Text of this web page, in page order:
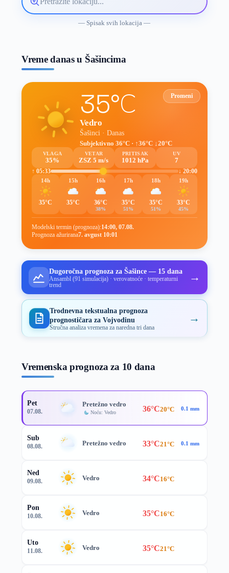
Pretražite
lokaciju
— Spisak svih lokacija —
Vreme danas u Šašincima
Promeni
35°C
Vedro
Šašinci · Danas
Subjektivno 36°C · ↑36°C ↓20°C
VLAGA
35%
VETAR
ZSZ 5 m/s
PRITISAK
1012 hPa
UV
7
↑ 05:33
↓ 20:00
14h
35°C
15h
35°C
16h
36°C
38%
17h
35°C
51%
18h
35°C
51%
19h
33°C
45%
Modelski termin (prognoza):14:00, 07.08.
Prognoza ažurirana7. avgust 10:01
Dugoročna prognoza za Šašince — 15 dana
Ansambl (91 simulacija) · verovatnoće · temperaturni
trend
→
Trodnevna tekstualna prognoza
prognostičara za Vojvodinu
Stručna analiza vremena za naredna tri dana
→
Vremenska prognoza za 10 dana
Pet
07.08.
Pretežno vedro
Noću: Vedro 36°C20°C 0.1 mm
Sub
08.08. Pretežno vedro 33°C21°C 0.1 mm
Ned
09.08. Vedro 34°C16°C
Pon
10.08. Vedro 35°C16°C
Uto
11.08. Vedro 35°C21°C